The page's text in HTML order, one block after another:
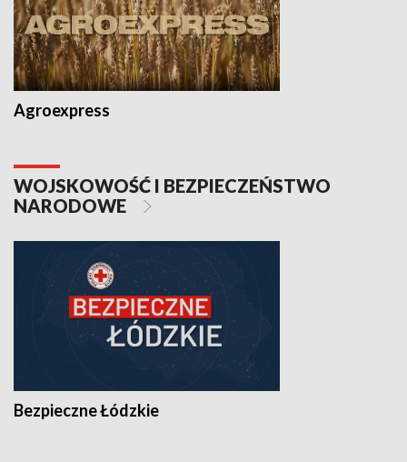
Agroexpress
WOJSKOWOŚĆ I BEZPIECZEŃSTWO
NARODOWE
Bezpieczne Łódzkie